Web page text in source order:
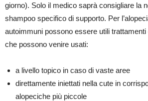
giorno). Solo il medico saprà consigliare la
shampoo specifico di supporto. Per
autoimmuni possono essere utili trattamenti
che possono venire usati:
a livello topico in caso di vaste aree
direttamente iniettati nella cute in
alopeciche più piccole